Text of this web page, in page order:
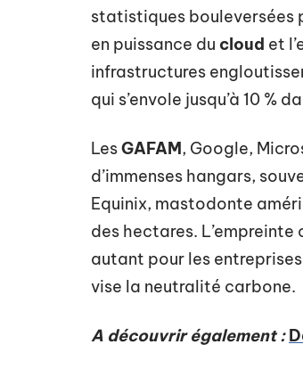
statistiques
en puissance du cloud et
infrastructures
qui s’envole jusqu’à 10 %
LesGAFAM, Google,
d’immenses hangars,
Equinix, mastodonte
des hectares. L’empreinte
autant pour les
vise la neutralité carbone.
A découvrir également :